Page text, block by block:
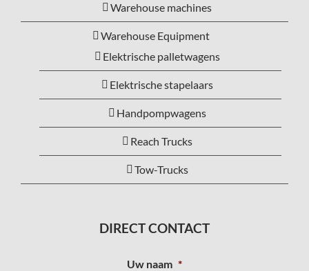
Warehouse machines
Warehouse Equipment
Elektrische palletwagens
Elektrische stapelaars
Handpompwagens
Reach Trucks
Tow-Trucks
DIRECT CONTACT
Uw naam *